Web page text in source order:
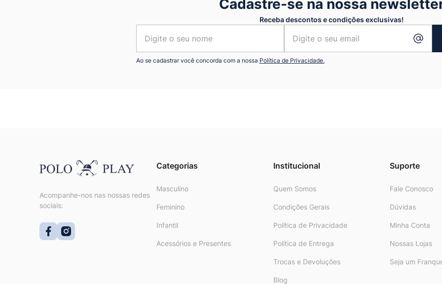
Cadastre-se na nossa
Receba descontos e condições exclusivas!
Ao se cadastrar você concorda com a nossa Política de Privacidade.
Acompanhe-nos nas nossas redes
sociais:
Categorias
Masculino
Feminino
Infantil
Acessórios e Presentes
Institucional
Quem Somos
Condições Gerais
Política de Privacidade
Política de Entrega
Trocas e Devoluções
Blog
Suporte
Fale Conosco
Dúvidas
Minha Conta
Nossas Lojas
Seja um